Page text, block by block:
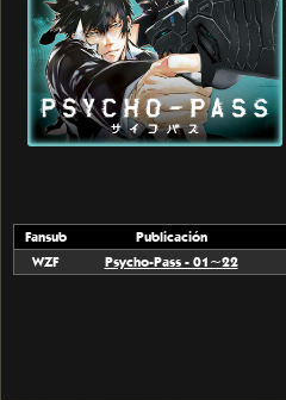
Fansub Publicación
WZF
Psycho-Pass - 01~22